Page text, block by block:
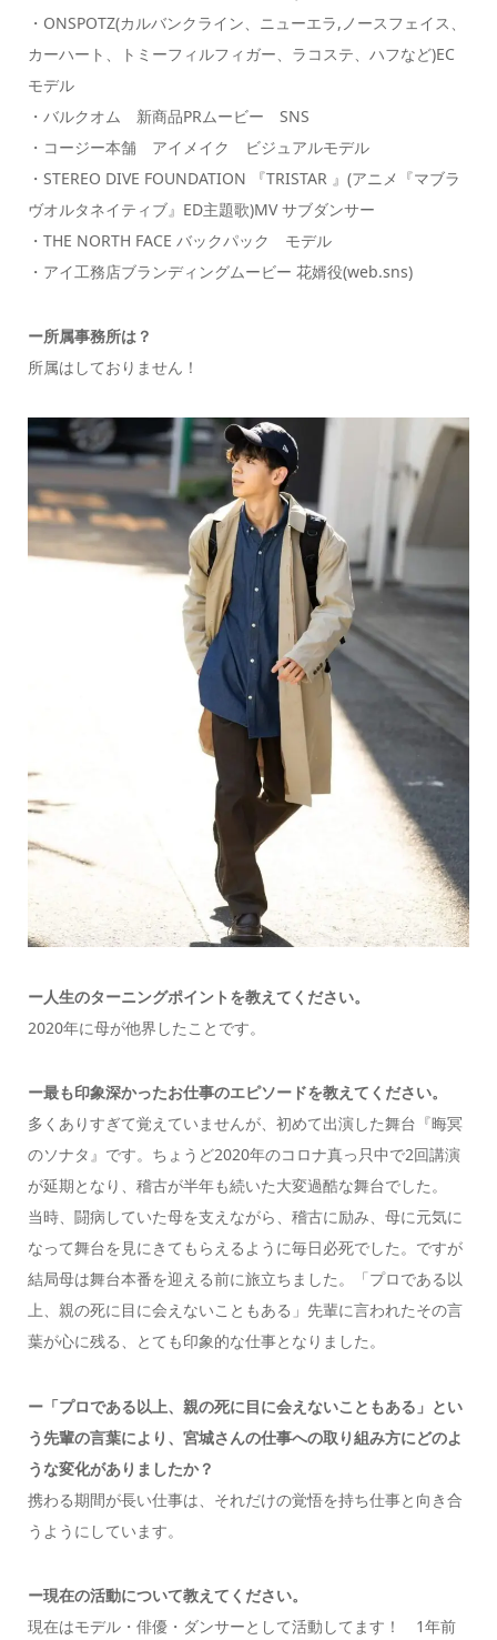
・ONSPOTZ(カルバンクライン、ニューエラ,ノースフェイス、
カーハート、トミーフィルフィガー、ラコステ、ハフなど)EC
モデル
・バルクオム 新商品PRムービー SNS
・コージー本舗 アイメイク ビジュアルモデル
・STEREO DIVE FOUNDATION 『TRISTAR 』(アニメ『マブラ
ヴオルタネイティブ』ED主題歌)MV サブダンサー
・THE NORTH FACE バックパック モデル
・アイ工務店ブランディングムービー 花婿役(web.sns)
ー所属事務所は？
所属はしておりません！
ー人生のターニングポイントを教えてください。
2020年に母が他界したことです。
ー最も印象深かったお仕事のエピソードを教えてください。
多くありすぎて覚えていませんが、初めて出演した舞台『晦冥
のソナタ』です。ちょうど2020年のコロナ真っ只中で2回講演
が延期となり、稽古が半年も続いた大変過酷な舞台でした。
当時、闘病していた母を支えながら、稽古に励み、母に元気に
なって舞台を見にきてもらえるように毎日必死でした。ですが
結局母は舞台本番を迎える前に旅立ちました。「プロである以
上、親の死に目に会えないこともある」先輩に言われたその言
葉が心に残る、とても印象的な仕事となりました。
ー「プロである以上、親の死に目に会えないこともある」とい
う先輩の言葉により、 宮城さんの仕事への取り組み方にどのよ
うな変化がありましたか？
携わる期間が長い仕事は、それだけの覚悟を持ち仕事と向き合
うようにしています。
ー現在の活動について教えてください。
現在はモデル・俳優・ダンサーとして活動してます！ 1年前